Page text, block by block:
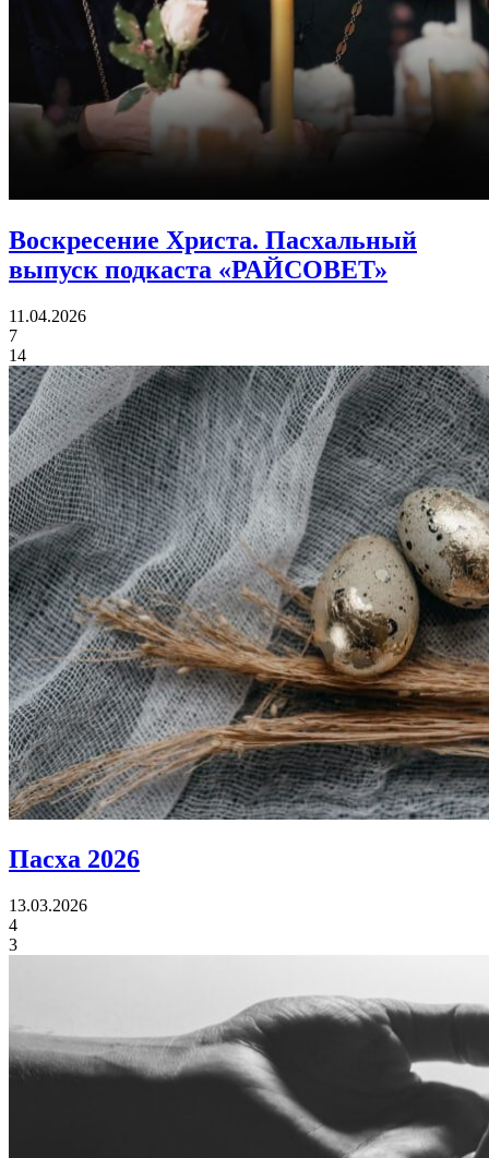
Воскресение Христа. Пасхальный
выпуск подкаста «РАЙСОВЕТ»
11.04.2026
7
14
Пасха 2026
13.03.2026
4
3